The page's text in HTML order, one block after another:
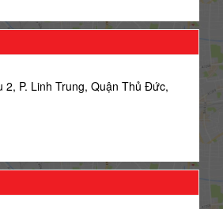
2, P. Linh Trung, Quận Thủ Đức,